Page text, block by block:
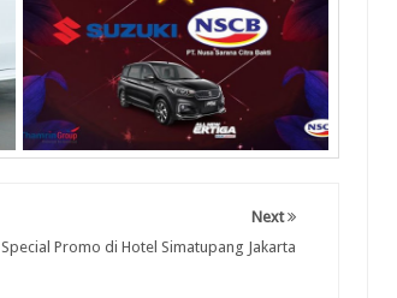
Next
Special Promo di Hotel Simatupang Jakarta